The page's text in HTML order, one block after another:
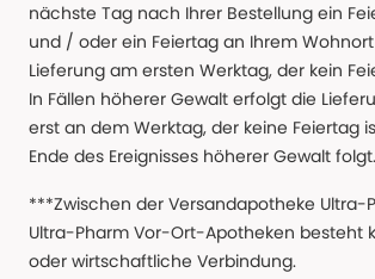
nächste Tag nach Ihrer Bestellung ein
und / oder ein Feiertag an Ihrem
Lieferung am ersten Werktag, der kein
In Fällen höherer Gewalt erfolgt die
erst an dem Werktag, der keine Feiertag
Ende des Ereignisses höherer Gewalt folgt.
***Zwischen der Versandapotheke Ultra-
Ultra-Pharm Vor-Ort-Apotheken besteht
oder wirtschaftliche Verbindung.